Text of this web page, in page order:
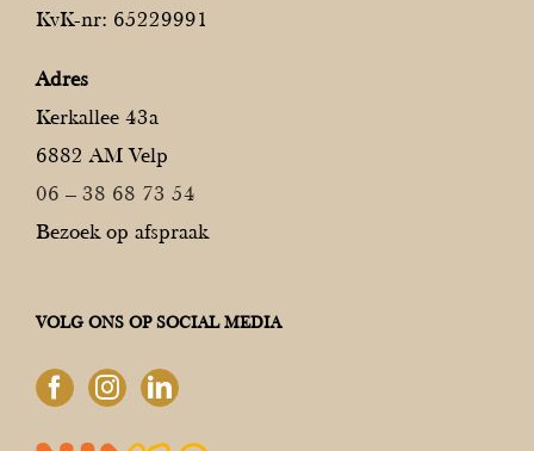
KvK-nr: 65229991
Adres
Kerkallee 43a
6882 AM Velp
06 – 38 68 73 54
Bezoek op afspraak
VOLG ONS OP SOCIAL MEDIA